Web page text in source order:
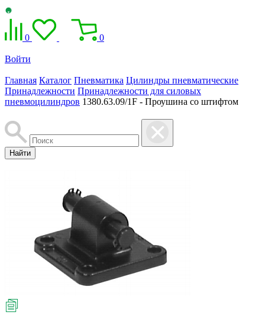
0 0
Войти
Главная Каталог Пневматика Цилиндры пневматические
Принадлежности Принадлежности для силовых
пневмоцилиндров 1380.63.09/1F - Проушина со штифтом
Найти